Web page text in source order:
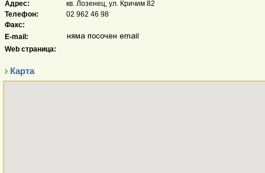
Адрес:
кв. Лозенец, ул. Кричим 82
Телефон:
02 962 46 98
Факс:
E-mail:
Web страница:
Карта